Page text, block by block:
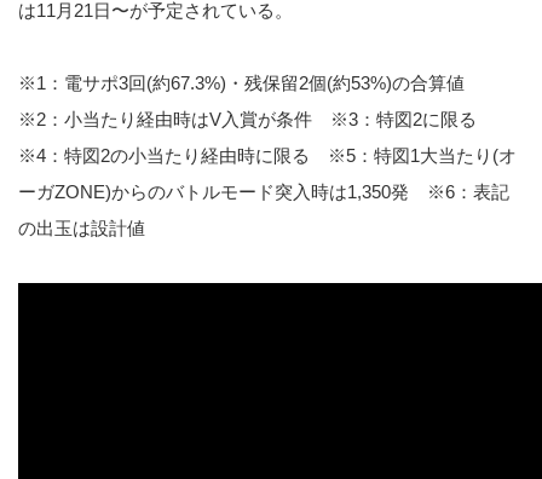
は11月21日〜が予定されている。
※1：電サポ3回(約67.3%)・残保留2個(約53%)の合算値
※2：小当たり経由時はV入賞が条件 ※3：特図2に限る
※4：特図2の小当たり経由時に限る ※5：特図1大当たり(オ
ーガZONE)からのバトルモード突入時は1,350発 ※6：表記
の出玉は設計値